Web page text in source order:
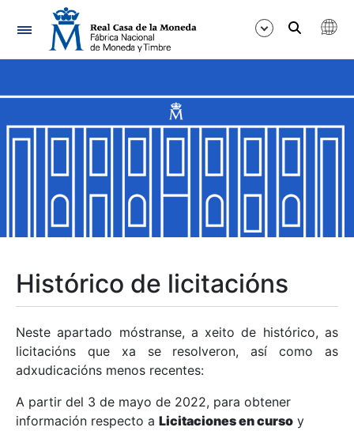
Navegación
Mostrar/Ocultar
Mostrar/Ocultar
Mostrar/Ocultar
Mostrar/Ocultar
Mostrar/Ocultar
Histórico de licitacións
Neste apartado móstranse, a xeito de histórico, as
licitacións que xa se resolveron, así como as
adxudicacións menos recentes:
A partir del 3 de mayo de 2022, para obtener
información respecto a Licitaciones en curso y